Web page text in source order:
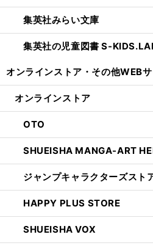
集英社みらい文庫
集英社の児童図書 S-
オンラインストア・ その他WEB
オンラインストア
OTO
SHUEISHA MANGA-ART
ジャンプキャラクターズスト
HAPPY PLUS STORE
SHUEISHA VOX